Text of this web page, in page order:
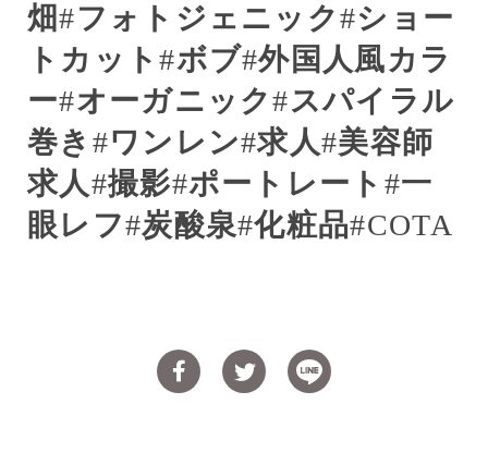
畑#フォトジェニック#ショー
トカット#ボブ#外国人風カラ
ー#オーガニック#スパイラル
巻き #ワンレン#求人#美容師
求人#撮影#ポートレート #一
眼レフ#炭酸泉#化粧品#COTA